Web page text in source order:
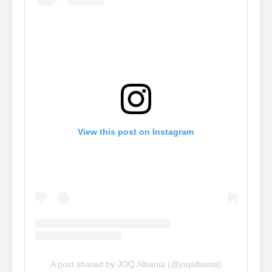
View this post on Instagram
A post shared by JOQ Albania (@joqalbania)